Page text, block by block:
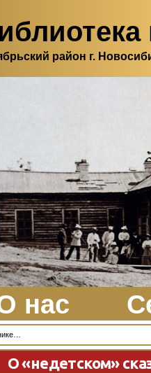
район г.
нас
О «недетском»